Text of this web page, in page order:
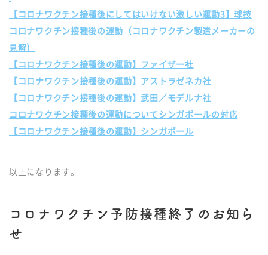
【コロナワクチン接種後にしてはいけない激しい運動3】球技
コロナワクチン接種後の運動（コロナワクチン製造メーカーの
見解）
【コロナワクチン接種後の運動】ファイザー社
【コロナワクチン接種後の運動】アストラゼネカ社
【コロナワクチン接種後の運動】武田／モデルナ社
コロナワクチン接種後の運動についてシンガポールの対応
【コロナワクチン接種後の運動】シンガポール
以上になります。
コロナワクチン予防接種終了のお知ら
せ